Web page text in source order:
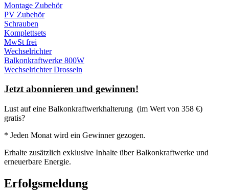
Montage Zubehör
PV Zubehör
Schrauben
Komplettsets
MwSt frei
Wechselrichter
Balkonkraftwerke 800W
Wechselrichter Drosseln
Jetzt abonnieren und gewinnen!
Lust auf eine Balkonkraftwerkhalterung (im Wert von 358 €)
gratis?
* Jeden Monat wird ein Gewinner gezogen.
Erhalte zusätzlich exklusive Inhalte über Balkonkraftwerke und
erneuerbare Energie.
Erfolgsmeldung